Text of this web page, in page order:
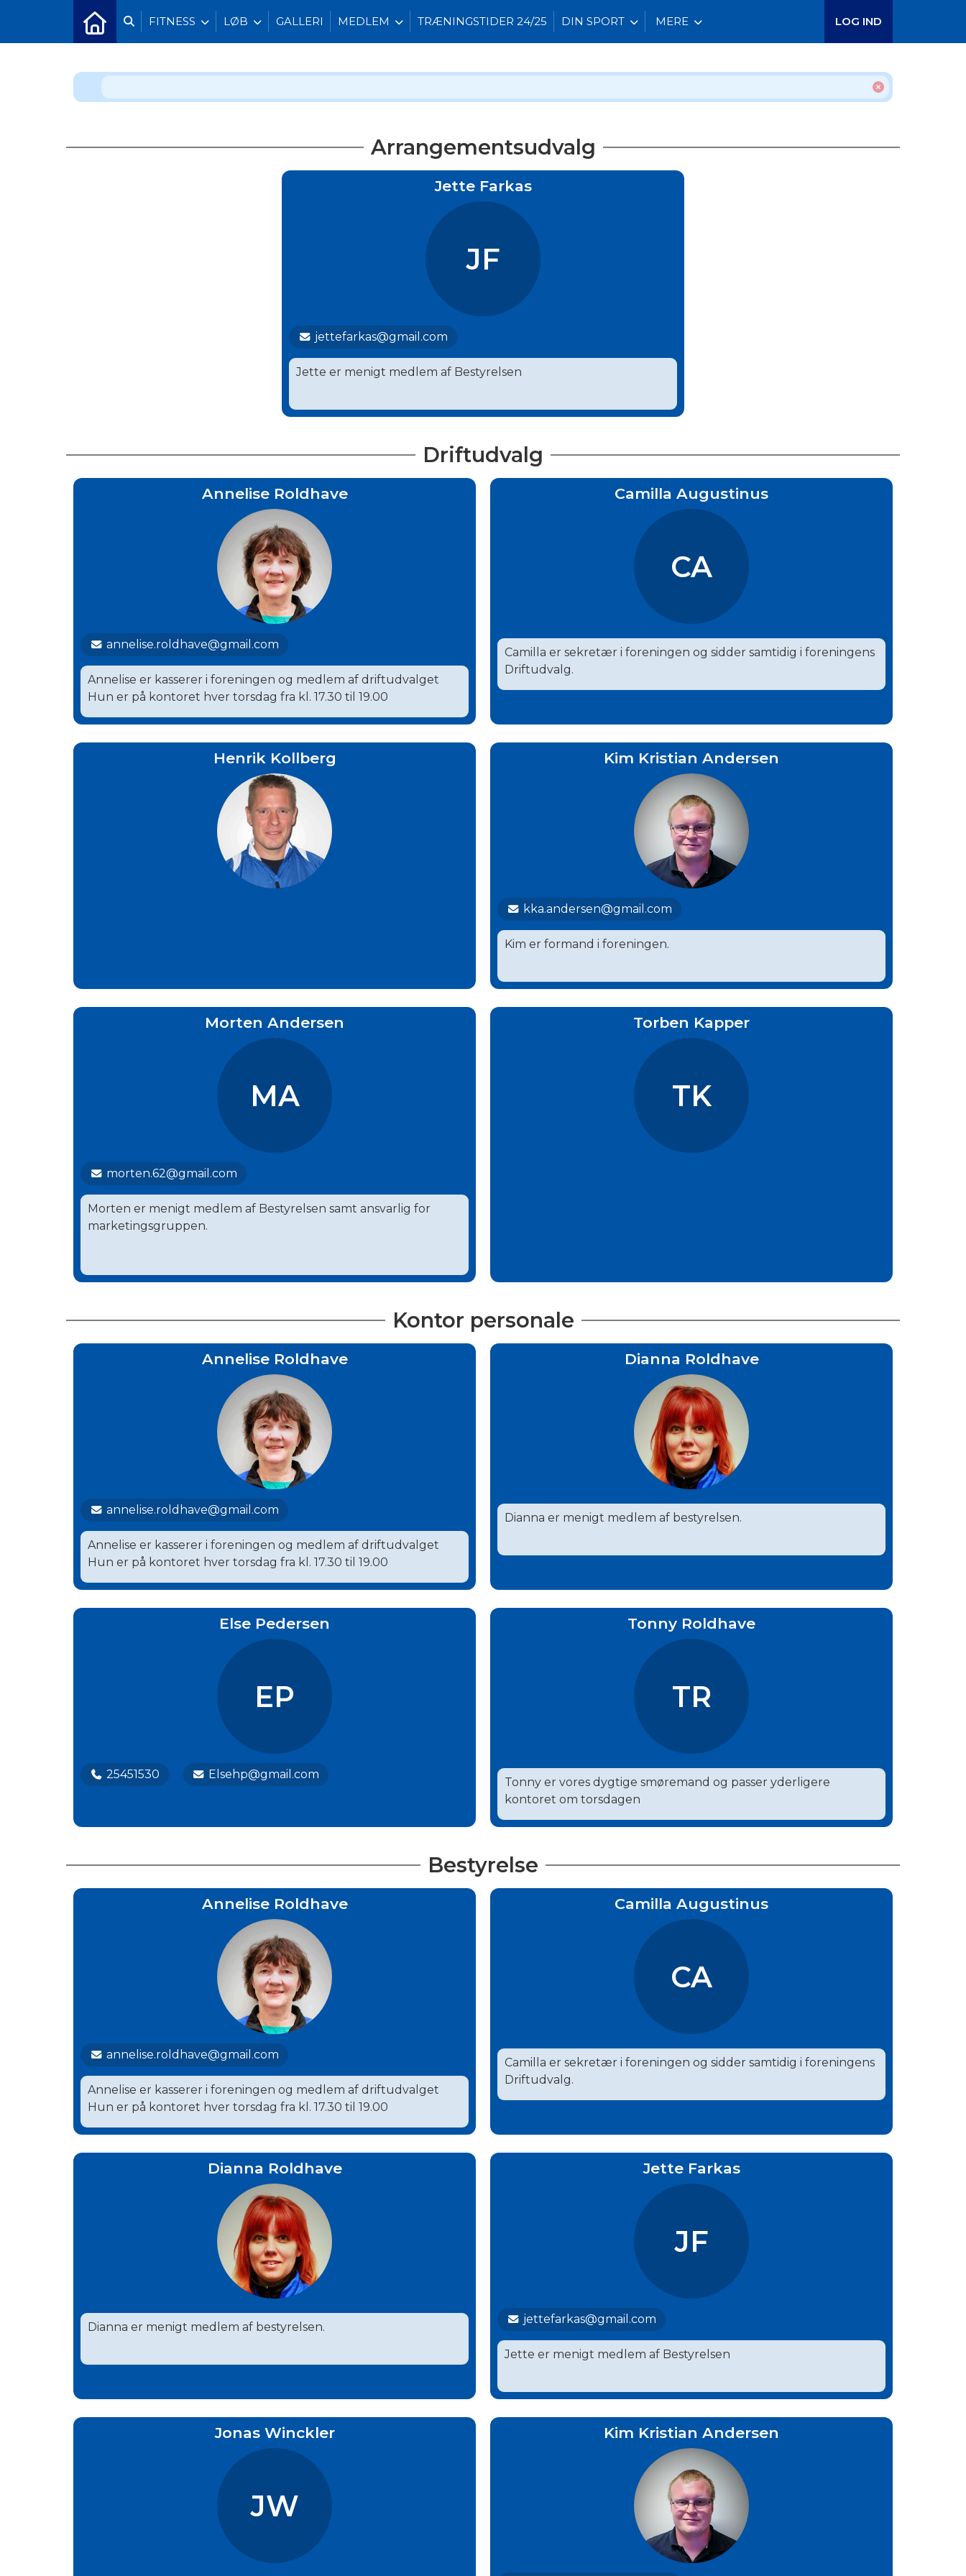
FITNESS LØB GALLERI MEDLEM TRÆNINGSTIDER 24/25 DIN SPORT MERE LOG IND
Arrangementsudvalg
Jette Farkas
JF
jettefarkas@gmail.com
Jette er menigt medlem af Bestyrelsen
Driftudvalg
Annelise Roldhave
annelise.roldhave@gmail.com
Annelise er kasserer i foreningen og medlem af driftudvalget
Hun er på kontoret hver torsdag fra kl. 17.30 til 19.00
Camilla Augustinus
CA
Camilla er sekretær i foreningen og sidder samtidig i foreningens
Driftudvalg.
Henrik Kollberg Kim Kristian Andersen
kka.andersen@gmail.com
Kim er formand i foreningen.
Morten Andersen
MA
morten.62@gmail.com
Morten er menigt medlem af Bestyrelsen samt ansvarlig for
marketingsgruppen.
Torben Kapper
TK
Kontor personale
Annelise Roldhave
annelise.roldhave@gmail.com
Annelise er kasserer i foreningen og medlem af driftudvalget
Hun er på kontoret hver torsdag fra kl. 17.30 til 19.00
Dianna Roldhave
Dianna er menigt medlem af bestyrelsen.
Else Pedersen
EP
25451530 Elsehp@gmail.com
Tonny Roldhave
TR
Tonny er vores dygtige smøremand og passer yderligere
kontoret om torsdagen
Bestyrelse
Annelise Roldhave
annelise.roldhave@gmail.com
Annelise er kasserer i foreningen og medlem af driftudvalget
Hun er på kontoret hver torsdag fra kl. 17.30 til 19.00
Camilla Augustinus
CA
Camilla er sekretær i foreningen og sidder samtidig i foreningens
Driftudvalg.
Dianna Roldhave
Dianna er menigt medlem af bestyrelsen.
Jette Farkas
JF
jettefarkas@gmail.com
Jette er menigt medlem af Bestyrelsen
Jonas Winckler
JW
Kim Kristian Andersen